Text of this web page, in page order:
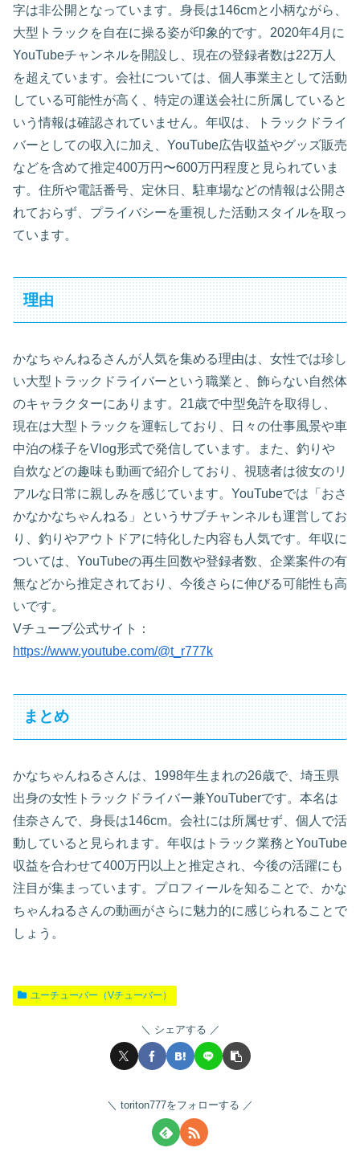
字は非公開となっています。身長は146cmと小柄ながら、
大型トラックを自在に操る姿が印象的です。2020年4月に
YouTubeチャンネルを開設し、現在の登録者数は22万人
を超えています。会社については、個人事業主として活動
している可能性が高く、特定の運送会社に所属していると
いう情報は確認されていません。年収は、トラックドライ
バーとしての収入に加え、YouTube広告収益やグッズ販売
などを含めて推定400万円〜600万円程度と見られていま
す。住所や電話番号、定休日、駐車場などの情報は公開さ
れておらず、プライバシーを重視した活動スタイルを取っ
ています。
理由
かなちゃんねるさんが人気を集める理由は、女性では珍し
い大型トラックドライバーという職業と、飾らない自然体
のキャラクターにあります。21歳で中型免許を取得し、
現在は大型トラックを運転しており、日々の仕事風景や車
中泊の様子をVlog形式で発信しています。また、釣りや
自炊などの趣味も動画で紹介しており、視聴者は彼女のリ
アルな日常に親しみを感じています。YouTubeでは「おさ
かなかなちゃんねる」というサブチャンネルも運営してお
り、釣りやアウトドアに特化した内容も人気です。年収に
ついては、YouTubeの再生回数や登録者数、企業案件の有
無などから推定されており、今後さらに伸びる可能性も高
いです。
Vチューブ公式サイト：
https://www.youtube.com/@t_r777k
まとめ
かなちゃんねるさんは、1998年生まれの26歳で、埼玉県
出身の女性トラックドライバー兼YouTuberです。本名は
佳奈さんで、身長は146cm。会社には所属せず、個人で活
動していると見られます。年収はトラック業務とYouTube
収益を合わせて400万円以上と推定され、今後の活躍にも
注目が集まっています。プロフィールを知ることで、かな
ちゃんねるさんの動画がさらに魅力的に感じられることで
しょう。
ユーチューバー（Vチューバー）
シェアする
toriton777をフォローする